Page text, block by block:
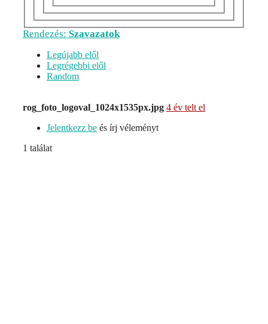
Rendezés: Szavazatok
Legújabb elől
Legrégebbi elől
Random
rog_foto_logoval_1024x1535px.jpg 4 év telt el
Jelentkezz be és írj véleményt
1 találat